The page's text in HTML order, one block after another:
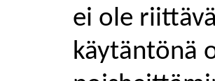
ei ole
käytäntönä